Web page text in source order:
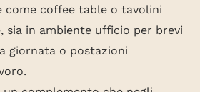
come coffee table o tavolini
sia in ambiente ufficio per brevi
giornata o postazioni